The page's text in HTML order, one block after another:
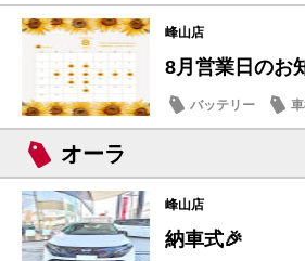
日常の出来事
峰山店
8月営業日のお
バッテリー
オーラ
峰山店
納車式🎉